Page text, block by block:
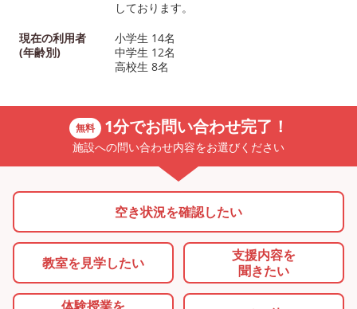
しております。
現在の利用者
(年齢別)
小学生 14名
中学生 12名
高校生 8名
無料 1分でお問い合わせ完了！
施設への問い合わせ内容をお選びください
空き状況を確認したい
教室を見学したい
支援内容を
聞きたい